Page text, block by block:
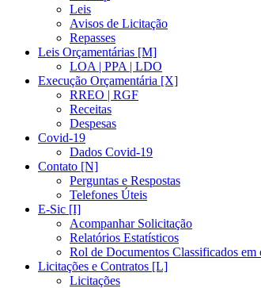
Leis
Avisos de Licitação
Repasses
Leis Orçamentárias [M]
LOA | PPA | LDO
Execução Orçamentária [X]
RREO | RGF
Receitas
Despesas
Covid-19
Dados Covid-19
Contato [N]
Perguntas e Respostas
Telefones Úteis
E-Sic [I]
Acompanhar Solicitação
Relatórios Estatísticos
Rol de Documentos Classificados em
Licitações e Contratos [L]
Licitações